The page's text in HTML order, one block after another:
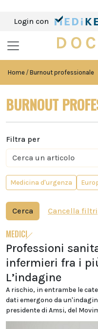
Login con
Home Burnout professionale
BURNOUT
Filtra per
Medicina d'urgenza
Cerca Cancella filtri
MEDICI
Professioni
infermieri fra i
L’indagine
A rischio, in entrambe le
dati emergono da
presidente di Amsi, del